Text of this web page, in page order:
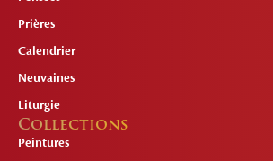
Prières
Calendrier
Neuvaines
Liturgie
Collections
Peintures